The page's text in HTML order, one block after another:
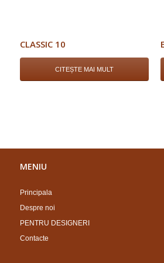
CLASSIC 10
CITEȘTE MAI MULT
MENIU
Principala
Despre noi
PENTRU DESIGNERI
Contacte